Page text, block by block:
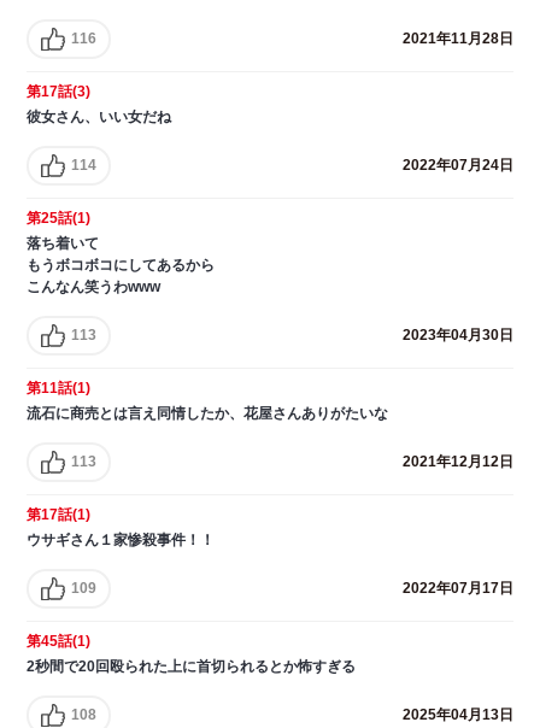
116 2021年11月28日
第17話(3)
彼女さん、いい女だね
114 2022年07月24日
第25話(1)
落ち着いて
もうボコボコにしてあるから
こんなん笑うわwww
113 2023年04月30日
第11話(1)
流石に商売とは言え同情したか、花屋さんありがたいな
113 2021年12月12日
第17話(1)
ウサギさん１家惨殺事件！！
109 2022年07月17日
第45話(1)
2秒間で20回殴られた上に首切られるとか怖すぎる
108 2025年04月13日